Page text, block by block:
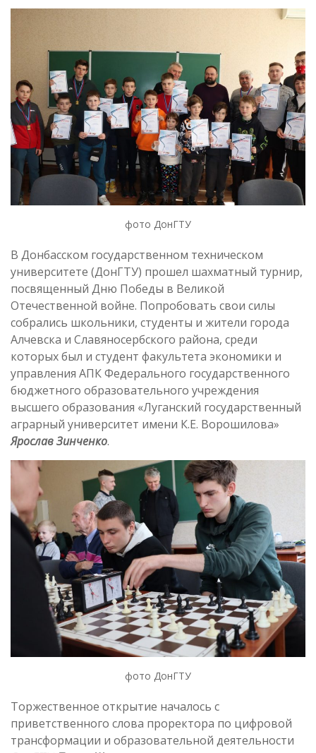
фото ДонГТУ
В Донбасском государственном техническом
университете (ДонГТУ) прошел шахматный турнир,
посвященный Дню Победы в Великой
Отечественной войне. Попробовать свои силы
собрались школьники, студенты и жители города
Алчевска и Славяносербского района, среди
которых был и студент факультета экономики и
управления АПК Федерального государственного
бюджетного образовательного учреждения
высшего образования «Луганский государственный
аграрный университет имени К.Е. Ворошилова»
Ярослав Зинченко.
фото ДонГТУ
Торжественное открытие началось с
приветственного слова проректора по цифровой
трансформации и образовательной деятельности